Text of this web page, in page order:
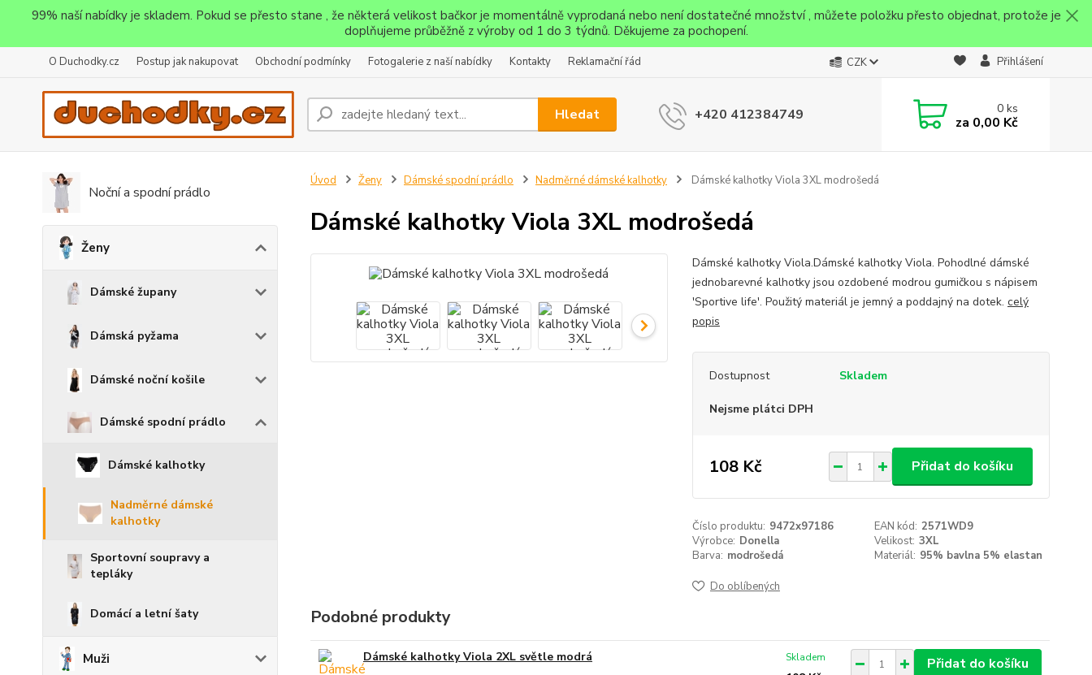
99% naší nabídky je skladem. Pokud se přesto stane , že některá velikost bačkor je momentálně vyprodaná nebo není dostatečné množství , můžete položku přesto objednat, protože je
doplňujeme průběžně z výroby od 1 do 3 týdnů. Děkujeme za pochopení.
O Duchodky.cz Postup jak nakupovat Obchodní podmínky Fotogalerie z naší nabídky Kontakty Reklamační řád CZK Přihlášení
Hledat +420 412384749 0ks
za 0,00 Kč
Noční a spodní prádlo
Ženy
Dámské župany
Dámská pyžama
Dámské noční košile
Dámské spodní prádlo
Dámské kalhotky
Nadměrné dámské
kalhotky
Sportovní soupravy a
tepláky
Domácí a letní šaty
Muži
Úvod Ženy Dámské spodní prádlo Nadměrné dámské kalhotky Dámské kalhotky Viola 3XL modrošedá
Dámské kalhotky Viola 3XL modrošedá
Dámské kalhotky Viola.Dámské kalhotky Viola. Pohodlné dámské
jednobarevné kalhotky jsou ozdobené modrou gumičkou s nápisem
'Sportive life'. Použitý materiál je jemný a poddajný na dotek. celý
popis
Dostupnost Skladem
Nejsme plátci DPH
108 Kč Přidat do košíku
Číslo produktu: 9472x97186 EAN kód: 2571WD9
Výrobce: Donella Velikost: 3XL
Barva: modrošedá Materiál: 95% bavlna 5% elastan
Do oblíbených
Podobné produkty
Dámské kalhotky Viola 2XL světle modrá
Skladem Přidat do košíku